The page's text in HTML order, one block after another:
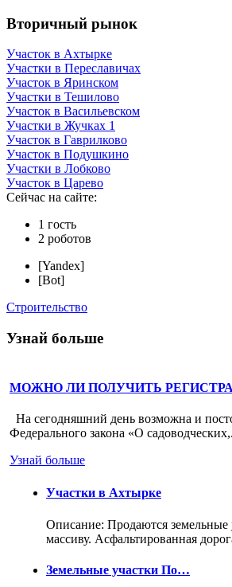
Вторичный рынок
Участок в Ахтырке
Участки в Переславичах
Участок в Яринском
Участки в Тешилово
Участок в Васильевском
Участки в Жучках 1
Участок в Гаврилково
Участок в Подушкино
Участки в Лобково
Участок в Царево
Сейчас на сайте:
1 гость
2 роботов
[Yandex]
[Bot]
Строительство
Узнай больше
МОЖНО ЛИ ПОЛУЧИТЬ
На сегодняшний день возможна и
Федерального закона «О
Узнай больше
Участки в Ахтырке
Описание: Продаются земельные
массиву. Асфальтированная
Земельные участки По…